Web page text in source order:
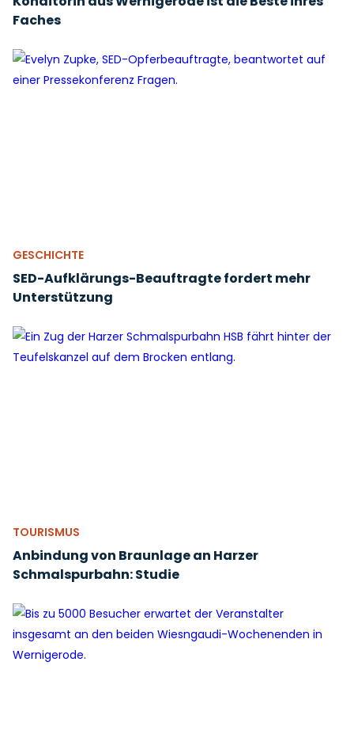
Faches
GESCHICHTE
SED-Aufklärungs-Beauftragte fordert mehr
Unterstützung
TOURISMUS
Anbindung von Braunlage an Harzer
Schmalspurbahn: Studie